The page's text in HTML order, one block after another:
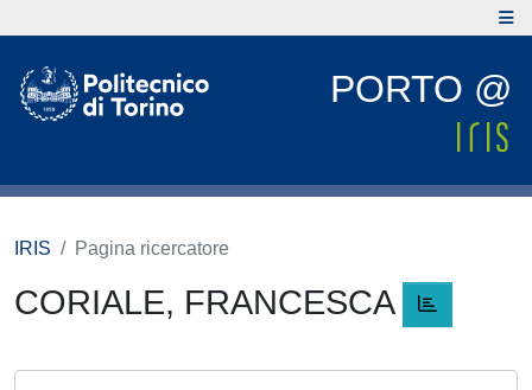
PORTO @
IRIS Pagina ricercatore
CORIALE, FRANCESCA